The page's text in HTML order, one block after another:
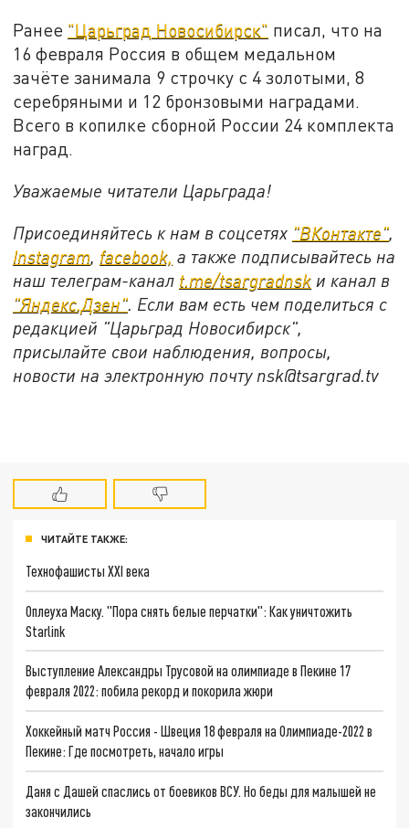
Ранее "Царьград Новосибирск" писал, что на
16 февраля Россия в общем медальном
зачёте занимала 9 строчку с 4 золотыми, 8
серебряными и 12 бронзовыми наградами.
Всего в копилке сборной России 24 комплекта
наград.
Уважаемые читатели Царьграда!
Присоединяйтесь к нам в соцсетях "ВКонтакте"
Instagram facebook, а также подписывайтесь на
наш телеграм-канал t.me/tsargradnsk и канал в
"Яндекс.Дзен" . Если вам есть чем поделиться с
редакцией "Царьград Новосибирск",
присылайте свои наблюдения, вопросы,
новости на электронную почту nsk@tsargrad.tv
ЧИТАЙТЕ ТАКЖЕ:
Технофашисты XXI века
Оплеуха Маску. "Пора снять белые перчатки": Как уничтожить
Starlink
Выступление Александры Трусовой на олимпиаде в Пекине 17
февраля 2022: побила рекорд и покорила жюри
Хоккейный матч Россия - Швеция 18 февраля на Олимпиаде-2022 в
Пекине: Где посмотреть, начало игры
Даня с Дашей спаслись от боевиков ВСУ. Но беды для малышей не
закончились